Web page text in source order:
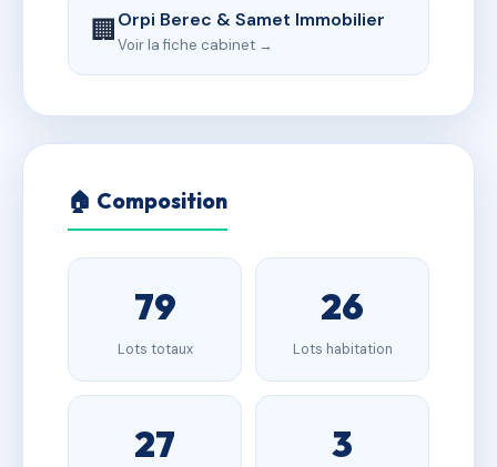
🏢Orpi Berec & Samet Immobilier
Voir la fiche cabinet →
🏠 Composition
79
Lots totaux
26
Lots habitation
27 3